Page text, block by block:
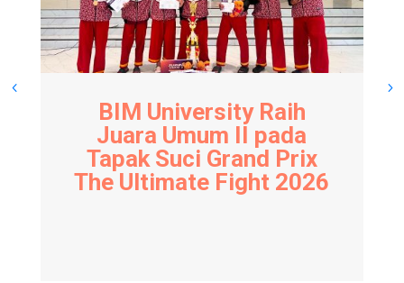
BIM University Raih
Juara Umum II pada
Tapak Suci Grand Prix
The Ultimate Fight 2026